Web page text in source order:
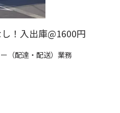
！入出庫@1600円
（配達・配送）業務